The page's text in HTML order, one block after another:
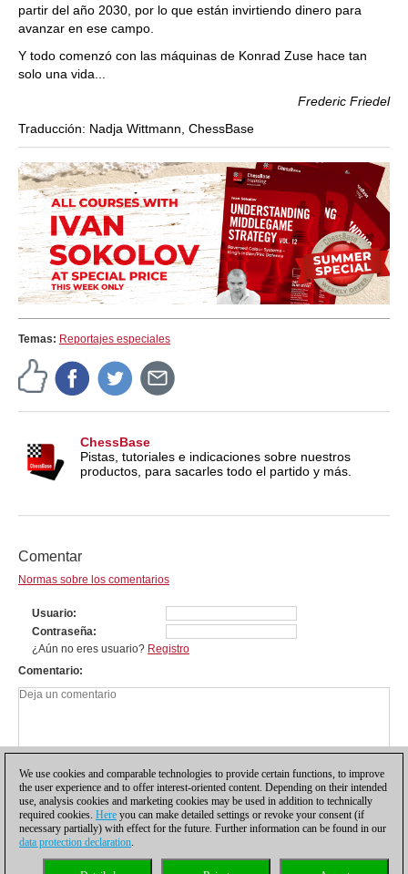
partir del año 2030, por lo que están invirtiendo dinero para
avanzar en ese campo.
Y todo comenzó con las máquinas de Konrad Zuse hace tan
solo una vida...
Frederic Friedel
Traducción: Nadja Wittmann, ChessBase
Temas: Reportajes especiales
ChessBase
Pistas, tutoriales e indicaciones sobre nuestros
productos, para sacarles todo el partido y más.
Comentar
Normas sobre los comentarios
Usuario
Contraseña
¿Aún no eres usuario? Registro
Comentario
We use cookies and comparable technologies to provide certain functions, to improve
the user experience and to offer interest-oriented content. Depending on their intended
use, analysis cookies and marketing cookies may be used in addition to technically
required cookies. Here you can make detailed settings or revoke your consent (if
necessary partially) with effect for the future. Further information can be found in our
data protection declaration.